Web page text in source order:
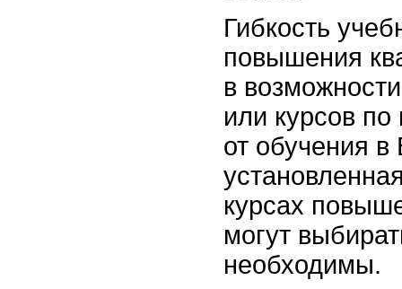
Гибкость
повышения
в
или курсов
от обучения в
курсах
могут
необходимы.